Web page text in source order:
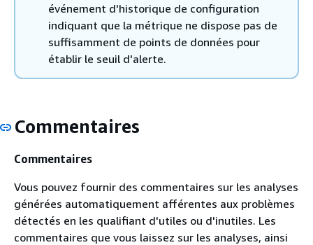
événement d'historique de configuration
indiquant que la métrique ne dispose pas de
suffisamment de points de données pour
établir le seuil d'alerte.
Commentaires
Commentaires
Vous pouvez fournir des commentaires sur les analyses
générées automatiquement afférentes aux problèmes
détectés en les qualifiant d'utiles ou d'inutiles. Les
commentaires que vous laissez sur les analyses, ainsi